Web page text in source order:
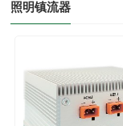
照明镇流器